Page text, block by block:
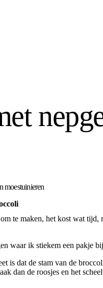
moestuinieren
te maken, het kost wat tijd,
waar ik stiekem een pakje
is dat de stam van de
dan de roosjes en het